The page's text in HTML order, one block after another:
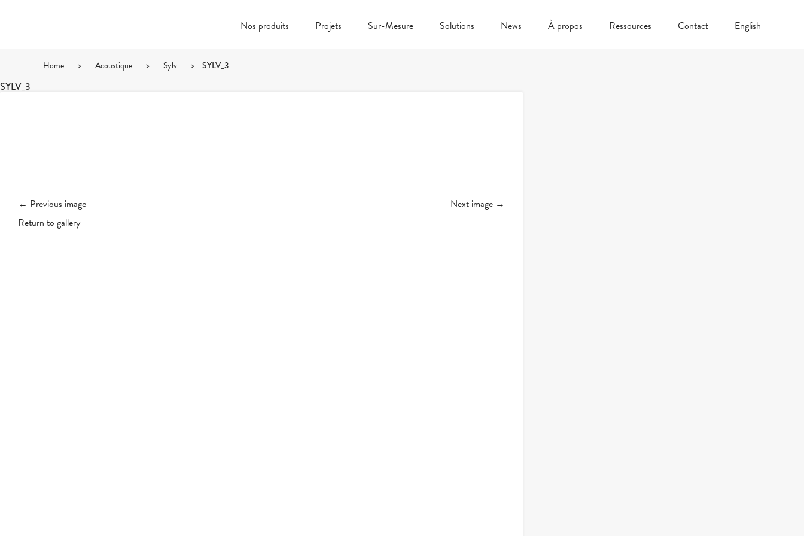
Nos produits Projets Sur-Mesure Solutions News À propos Ressources Contact English
Home > Acoustique > Sylv > SYLV_3
SYLV_3
← Previous image
Next image →
Return to gallery